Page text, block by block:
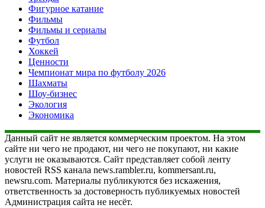
Фигурное катание
Фильмы
Фильмы и сериалы
Футбол
Хоккей
Ценности
Чемпионат мира по футболу 2026
Шахматы
Шоу-бизнес
Экология
Экономика
Данный сайт не является коммерческим проектом. На этом
сайте ни чего не продают, ни чего не покупают, ни какие
услуги не оказываются. Сайт представляет собой ленту
новостей RSS канала news.rambler.ru, kommersant.ru,
newsru.com. Материалы публикуются без искажения,
ответственность за достоверность публикуемых новостей
Администрация сайта не несёт.